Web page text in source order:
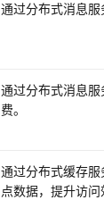
通过分布式消息服
通过分布式消息
费。
通过分布式缓存
点数据，提升访问